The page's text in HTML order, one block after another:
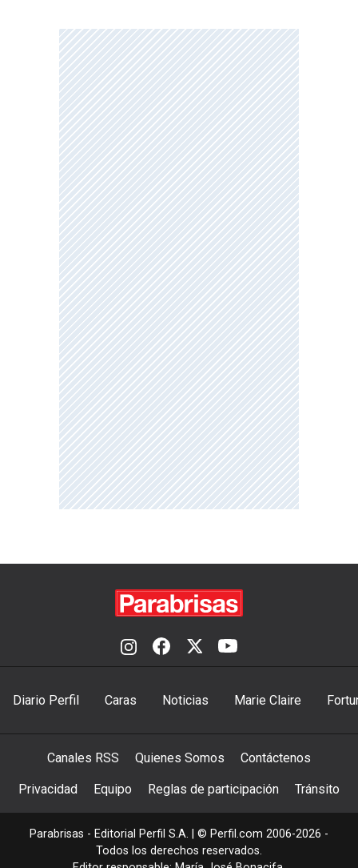
Diario Perfil Caras Noticias Marie Claire
Canales RSS Quienes Somos Contáctenos
Privacidad Equipo Reglas de participación Tránsito
Parabrisas - Editorial Perfil S.A. | © Perfil.com 2006-2026 -
Todos los derechos reservados.